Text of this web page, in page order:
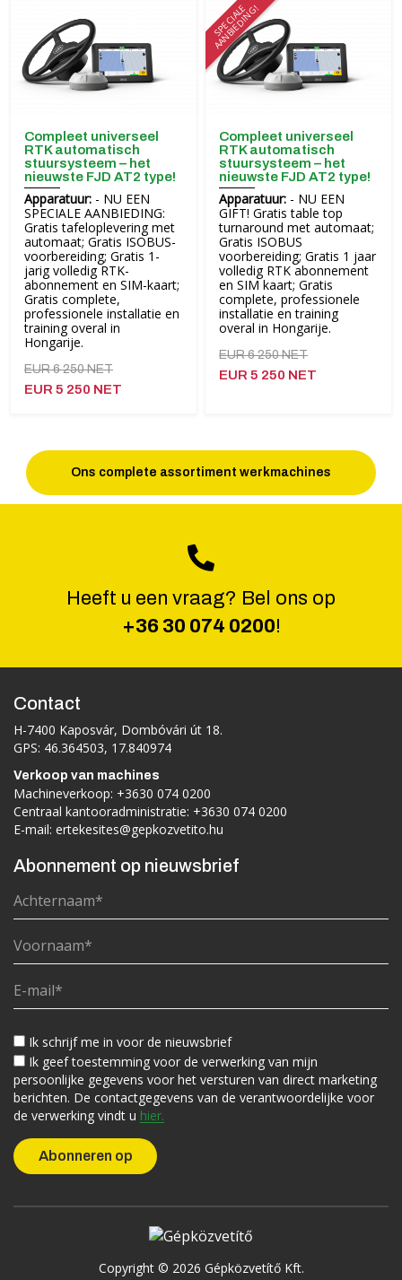
Compleet universeel
RTK automatisch
stuursysteem – het
nieuwste FJD AT2 type!
Apparatuur: - NU EEN
SPECIALE AANBIEDING:
Gratis tafeloplevering met
automaat; Gratis ISOBUS-
voorbereiding; Gratis 1-
jarig volledig RTK-
abonnement en SIM-kaart;
Gratis complete,
professionele installatie en
training overal in
Hongarije.
EUR 6 250 NET
EUR 5 250 NET
SPECIALE
AANBIEDING!
Compleet universeel
RTK automatisch
stuursysteem – het
nieuwste FJD AT2 type!
Apparatuur: - NU EEN
GIFT! Gratis table top
turnaround met automaat;
Gratis ISOBUS
voorbereiding; Gratis 1 jaar
volledig RTK abonnement
en SIM kaart; Gratis
complete, professionele
installatie en training
overal in Hongarije.
EUR 6 250 NET
EUR 5 250 NET
Ons complete assortiment werkmachines
Heeft u een vraag? Bel ons op
+36 30 074 0200!
Contact
H-7400 Kaposvár, Dombóvári út 18.
GPS: 46.364503, 17.840974
Verkoop van machines
Machineverkoop: +3630 074 0200
Centraal kantooradministratie: +3630 074 0200
E-mail: ertekesites@gepkozvetito.hu
Abonnement op nieuwsbrief
Ik schrijf me in voor de nieuwsbrief
Ik geef toestemming voor de verwerking van mijn
persoonlijke gegevens voor het versturen van direct marketing
berichten. De contactgegevens van de verantwoordelijke voor
de verwerking vindt u hier.
Copyright © 2026 Gépközvetítő Kft.